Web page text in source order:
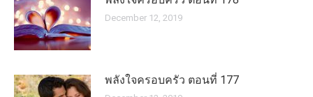
December 12, 2019
พลังใจครอบครัว ตอนที่ 177